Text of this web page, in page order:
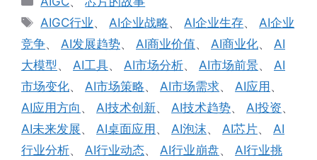
类
标
签
AIGC行业、AI企业战略、AI企业生存、AI企业
竞争、 AI发展趋势、 AI商业价值、 AI商业化、 AI
大模型、 AI工具、 AI市场分析、 AI市场前景、 AI
市场变化、 AI市场策略、 AI市场需求、 AI应用 、
AI应用方向 、 AI技术创新、 AI技术趋势、 AI投资、
AI未来发展、 AI桌面应用 、 AI泡沫、 AI芯片、 AI
行业分析、 AI行业动态、 AI行业崩盘、 AI行业挑